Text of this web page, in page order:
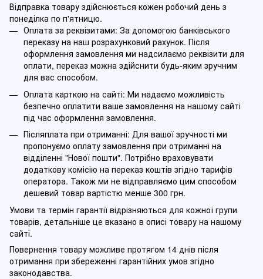
Відправка товару здійснюється кожен робочий день з
понеділка по п'ятницю.
Оплата за реквізитами: За допомогою банківського
переказу на наш розрахунковий рахунок. Після
оформлення замовлення ми надсилаємо реквізити для
оплати, переказ можна здійснити будь-яким зручним
для вас способом.
Оплата карткою на сайті: Ми надаємо можливість
безпечно оплатити ваше замовлення на нашому сайті
під час оформлення замовлення.
Післяплата при отриманні: Для вашої зручності ми
пропонуємо оплату замовлення при отриманні на
відділенні "Нової пошти". Потрібно враховувати
додаткову комісію на переказ коштів згідно тарифів
оператора. Також ми не відправляємо цим способом
дешевий товар вартістю менше 300 грн.
Умови та термін гарантії відрізняються для кожної групи
товарів, детальніше це вказано в описі товару на нашому
сайті.
Повернення товару можливе протягом 14 днів після
отримання при збереженні гарантійних умов згідно
законодавства.